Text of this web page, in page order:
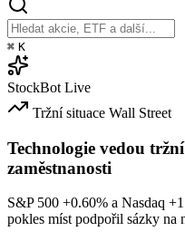
⌘ K
StockBot Live
Tržní situace Wall Street
Technologie vedou
zaměstnanosti
S&P 500 +0.60% a Nasdaq
pokles míst podpořil sázky na